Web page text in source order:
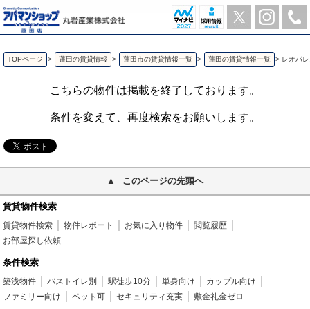
レオパレスミモザ 蓮田の1K賃貸アパート | アパマンショップ蓮田店-丸岩産業株式会社-
TOPページ > 蓮田の賃貸情報 > 蓮田市の賃貸情報一覧 > 蓮田の賃貸情報一覧 > レオパ
こちらの物件は掲載を終了しております。
条件を変えて、再度検索をお願いします。
このページの先頭へ
賃貸物件検索
賃貸物件検索 物件レポート お気に入り物件
閲覧履歴
お部屋探し依頼
条件検索
築浅物件 バストイレ別 駅徒歩10分 単身向け
カップル向け
ファミリー向け
ペット可 セキュリティ充実 敷金礼金ゼロ